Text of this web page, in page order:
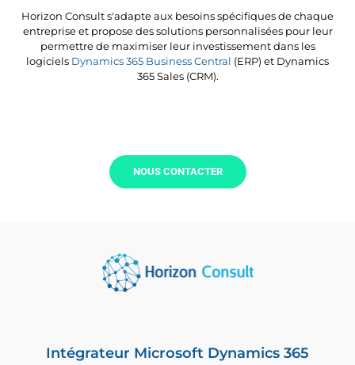
Horizon Consult s'adapte aux besoins spécifiques de chaque
entreprise et propose des solutions personnalisées pour leur
permettre de maximiser leur investissement dans les
logiciels Dynamics 365 Business Central (ERP) et Dynamics
365 Sales (CRM).
NOUS CONTACTER
Intégrateur Microsoft Dynamics 365